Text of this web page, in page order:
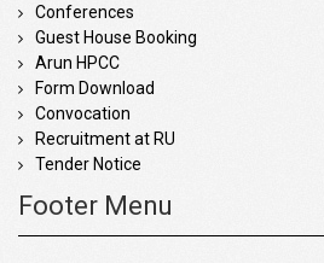
Conferences
Guest House Booking
Arun HPCC
Form Download
Convocation
Recruitment at RU
Tender Notice
Footer Menu